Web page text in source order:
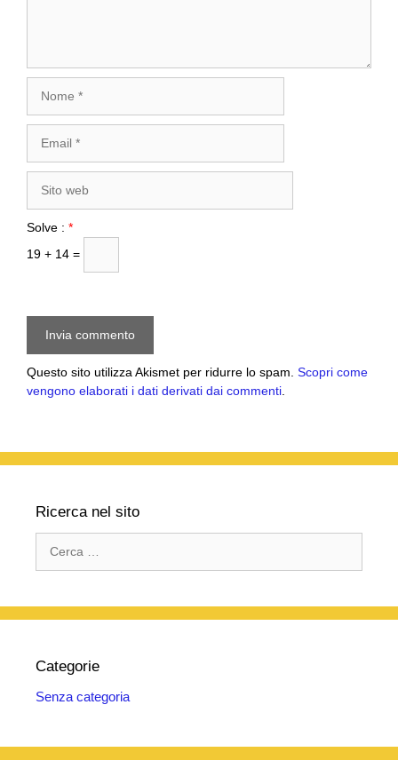
web
Solve : *
19 + 14 =
Questo sito utilizza Akismet per ridurre lo spam. Scopri come
vengono elaborati i dati derivati dai commenti.
Ricerca nel sito
per:
Categorie
Senza categoria